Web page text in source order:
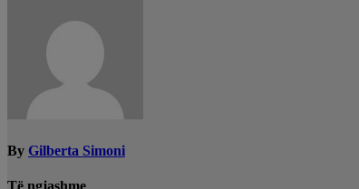
By Gilberta Simoni
Të ngjashme